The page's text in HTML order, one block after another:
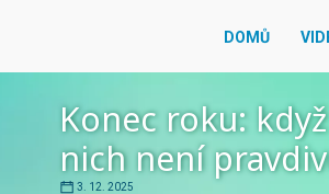
DOMŮ
Konec roku:
nich není
3. 12. 2025